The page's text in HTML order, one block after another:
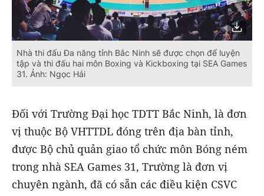
Nhà thi đấu Đa năng tỉnh Bắc Ninh sẽ được chọn để luyện
tập và thi đấu hai môn Boxing và Kickboxing tại SEA Games
31. Ảnh: Ngọc Hải
Đối với Trường Đại học TDTT Bắc Ninh, là đơn
vị thuộc Bộ VHTTDL đóng trên địa bàn tỉnh,
được Bộ chủ quản giao tổ chức môn Bóng ném
trong nhà SEA Games 31, Trường là đơn vị
chuyên ngành, đã có sẵn các điều kiện CSVC